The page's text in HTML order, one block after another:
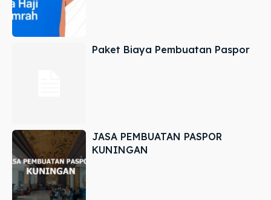
Paket Biaya Pembuatan Paspor
JASA PEMBUATAN PASPOR
KUNINGAN